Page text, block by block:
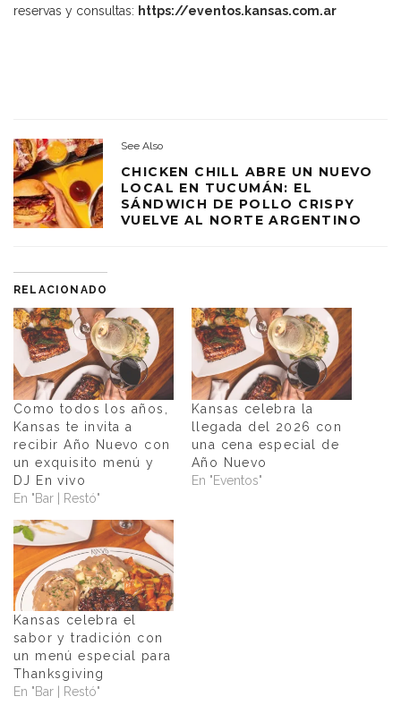
reservas y consultas: https://eventos.kansas.com.ar
See Also
CHICKEN CHILL ABRE UN NUEVO
LOCAL EN TUCUMÁN: EL
SÁNDWICH DE POLLO CRISPY
VUELVE AL NORTE ARGENTINO
RELACIONADO
Como todos los años,
Kansas te invita a
recibir Año Nuevo con
un exquisito menú y
DJ En vivo
En "Bar | Restó"
Kansas celebra la
llegada del 2026 con
una cena especial de
Año Nuevo
En "Eventos"
Kansas celebra el
sabor y tradición con
un menú especial para
Thanksgiving
En "Bar | Restó"